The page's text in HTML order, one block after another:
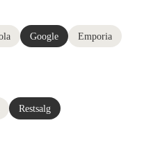
Google Emporia
Restsalg